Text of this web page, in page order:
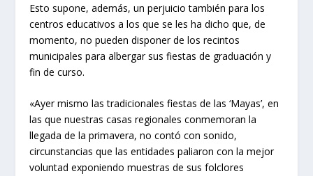
Esto supone, además, un perjuicio también para los
centros educativos a los que se les ha dicho que, de
momento, no pueden disponer de los recintos
municipales para albergar sus fiestas de graduación y
fin de curso.
«Ayer mismo las tradicionales fiestas de las ‘Mayas’, en
las que nuestras casas regionales conmemoran la
llegada de la primavera, no contó con sonido,
circunstancias que las entidades paliaron con la mejor
voluntad exponiendo muestras de sus folclores